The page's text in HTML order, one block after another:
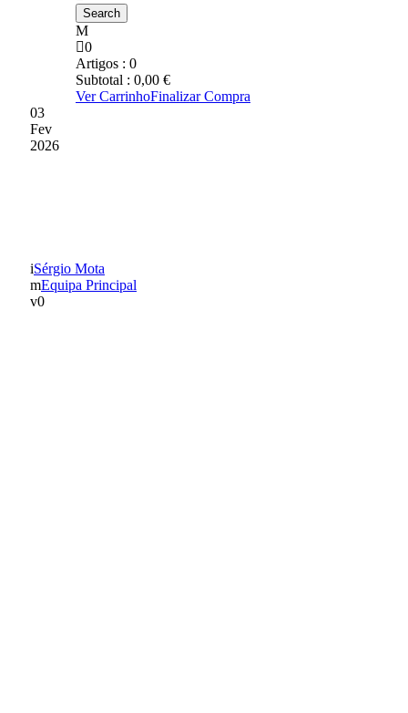
0
Artigos : 0
Subtotal : 0,00 €
Ver CarrinhoFinalizar Compra
03
Fev
2026
Sérgio Mota
Equipa Principal
0